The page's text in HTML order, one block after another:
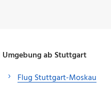
Umgebung ab Stuttgart
Flug Stuttgart-Moskau